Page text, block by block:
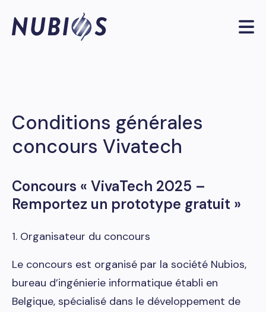
Conditions générales
concours Vivatech
Concours « VivaTech 2025 –
Remportez un prototype gratuit »
1. Organisateur du concours
Le concours est organisé par la société Nubios,
bureau d’ingénierie informatique établi en
Belgique, spécialisé dans le développement de